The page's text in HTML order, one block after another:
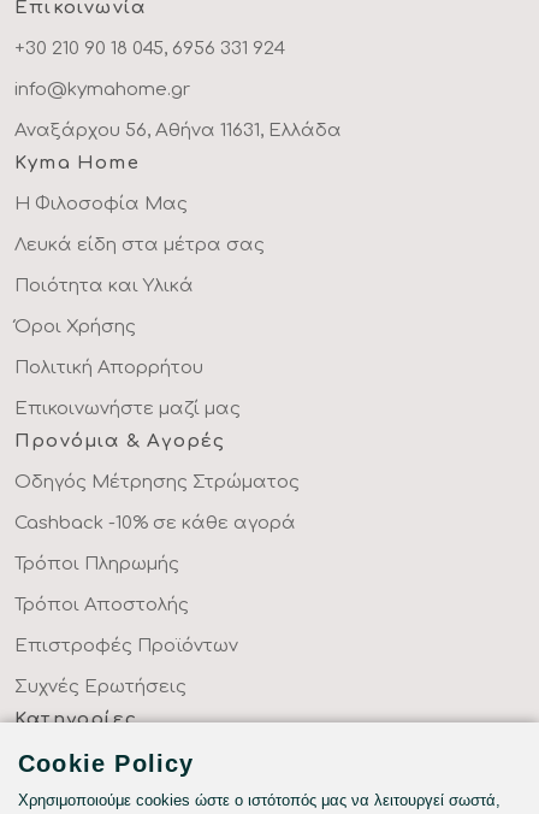
Επικοινωνία
+30 210 90 18 045, 6956 331 924
info@kymahome.gr
Αναξάρχου 56, Αθήνα 11631, Ελλάδα
Kyma Home
Η Φιλοσοφία Μας
Λευκά είδη στα μέτρα σας
Ποιότητα και Υλικά
Όροι Χρήσης
Πολιτική Απορρήτου
Επικοινωνήστε μαζί μας
Προνόμια & Αγορές
Οδηγός Μέτρησης Στρώματος
Cashback -10% σε κάθε αγορά
Τρόποι Πληρωμής
Τρόποι Αποστολής
Επιστροφές Προϊόντων
Συχνές Ερωτήσεις
Κατηγορίες
ΣΕΝΤΟΝΙΑ ΣΤΑ ΜΕΤΡΑ ΣΑΣ
ΥΦΑΣΜΑΤΑ ΜΕ ΤΟ ΜΕΤΡΟ
Cookie Policy
Χρησιμοποιούμε cookies ώστε ο ιστότοπός μας να λειτουργεί σωστά,